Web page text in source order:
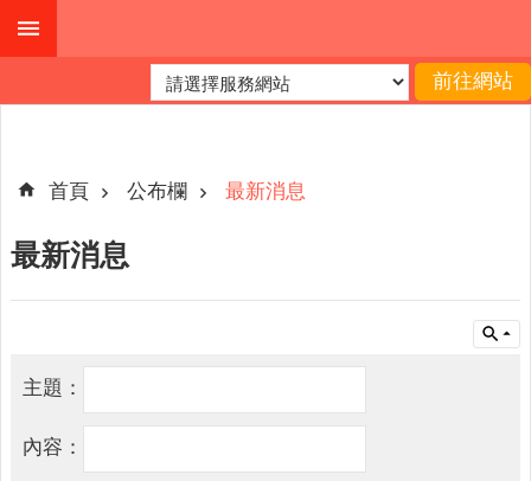
跳到主要內容區塊
階
公
布
關
於
們
首頁 公布欄 最新消息
最新消息
主題：
內容：